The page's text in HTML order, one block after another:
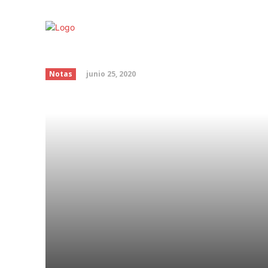
Graduación en
Notas junio 25, 2020